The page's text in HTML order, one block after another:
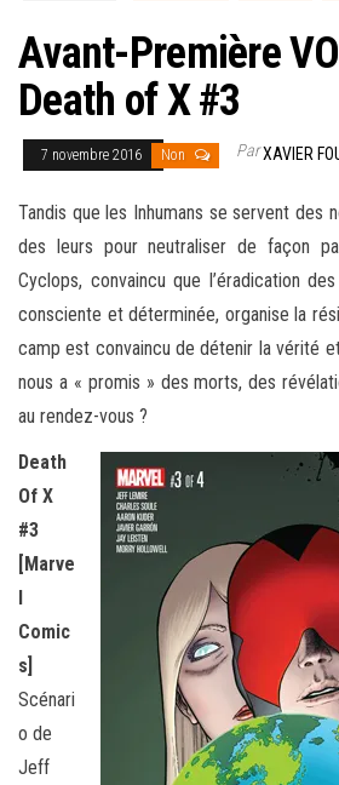
Avant-Première
Death of X #3
7 novembre 2016 Non ParXAVIER
Tandis que les Inhumans se servent des
des leurs pour neutraliser de façon
Cyclops, convaincu que l’éradication
consciente et déterminée, organise la
camp est convaincu de détenir la vérité
nous a « promis » des morts, des
au rendez-vous ?
Death
Of X
#3
[Marve
l
Comic
s]
Scénari
o de
Jeff